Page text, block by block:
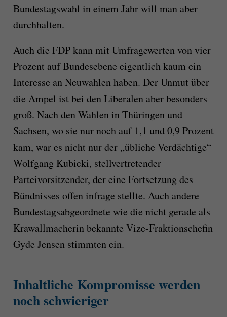
Bundestagswahl in einem Jahr will man aber
durchhalten.
Auch die FDP kann mit Umfragewerten von vier
Prozent auf Bundesebene eigentlich kaum ein
Interesse an Neuwahlen haben. Der Unmut über
die Ampel ist bei den Liberalen aber besonders
groß. Nach den Wahlen in Thüringen und
Sachsen, wo sie nur noch auf 1,1 und 0,9 Prozent
kam, war es nicht nur der „übliche Verdächtige“
Wolfgang Kubicki, stellvertretender
Parteivorsitzender, der eine Fortsetzung des
Bündnisses offen infrage stellte. Auch andere
Bundestagsabgeordnete wie die nicht gerade als
Krawallmacherin bekannte Vize-Fraktionschefin
Gyde Jensen stimmten ein.
Inhaltliche Kompromisse werden
noch schwieriger